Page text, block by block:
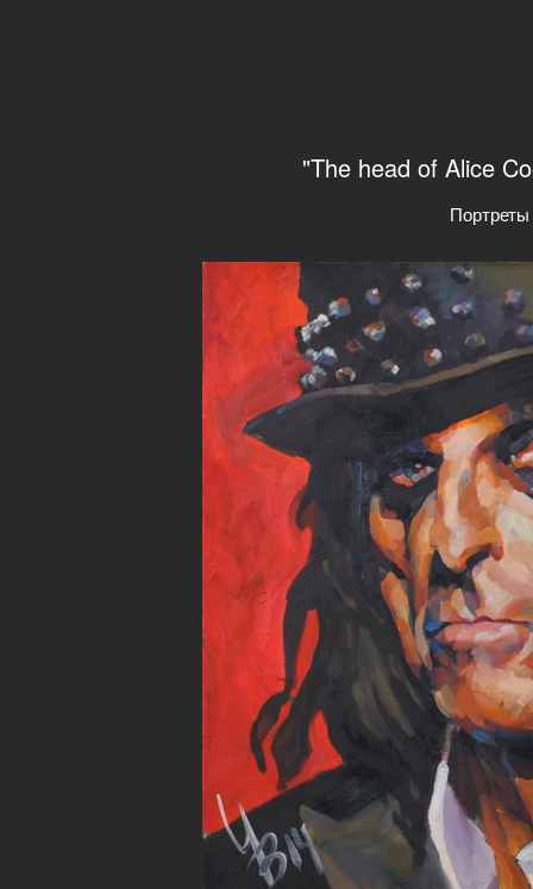
"The head of Alice
Портреты